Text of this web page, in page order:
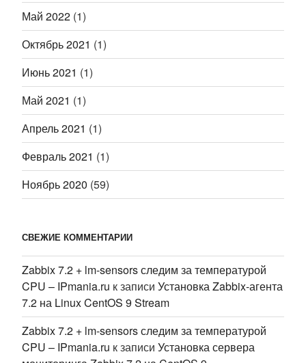
Май 2022 (1)
Октябрь 2021 (1)
Июнь 2021 (1)
Май 2021 (1)
Апрель 2021 (1)
Февраль 2021 (1)
Ноябрь 2020 (59)
СВЕЖИЕ КОММЕНТАРИИ
Zabbix 7.2 + lm-sensors следим за температурой
CPU – IPmania.ru к записи Установка Zabbix-агента
7.2 на Linux CentOS 9 Stream
Zabbix 7.2 + lm-sensors следим за температурой
CPU – IPmania.ru к записи Установка сервера